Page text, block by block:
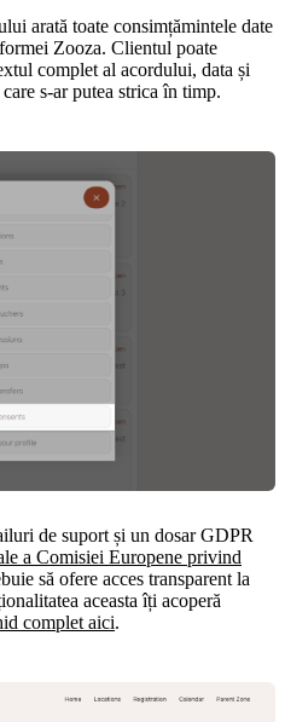
arată toate consimțămintele date
Zooza. Clientul poate
complet al acordului, data și
s-ar putea strica în timp.
de suport și un dosar GDPR
a Comisiei Europene privind
să ofere acces transparent la
aceasta îți acoperă
complet aici.